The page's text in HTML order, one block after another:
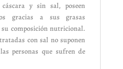
y sin sal, poseen
gracias a sus grasas
composición nutricional.
con sal no suponen
personas que sufren de